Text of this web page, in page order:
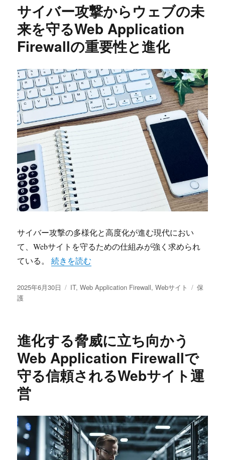
サイバー攻撃からウェブの未
来を守るWeb Application
Firewallの重要性と進化
サイバー攻撃の多様化と高度化が進む現代におい
て、Webサイトを守るための仕組みが強く求められ
ている。“サイバー攻撃からウェブの未来を守るWeb
続きを読む
投
稿
2025年6月30日
カ
IT,Web Application Firewall,Webサイト
タ
保
護
進化する脅威に立ち向かう
Web Application Firewallで
守る信頼されるWebサイト運
営